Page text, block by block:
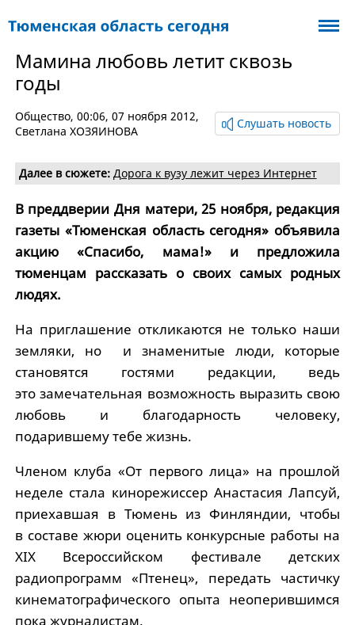
Мамина любовь летит сквозь
годы
Общество, 00:06, 07 ноября 2012,
Светлана ХОЗЯИНОВА
Слушать новость
Далее в сюжете: Дорога к вузу лежит через Интернет
В преддверии Дня матери, 25 ноября, редакция
газеты «Тюменская область сегодня» объявила
акцию «Спасибо, мама!» и предложила
тюменцам рассказать о своих самых родных
людях.
На приглашение откликаются не только наши
земляки, но и знаменитые люди, которые
становятся гостями редакции, ведь
это замечательная возможность выразить свою
любовь и благодарность человеку,
подарившему тебе жизнь.
Членом клуба «От первого лица» на прошлой
неделе стала кинорежиссер Анастасия Лапсуй,
приехавшая в Тюмень из Финляндии, чтобы
в составе жюри оценить конкурсные работы на
XIX Всероссийском фестивале детских
радиопрограмм «Птенец», передать частичку
кинематографического опыта неоперившимся
пока журналистам.